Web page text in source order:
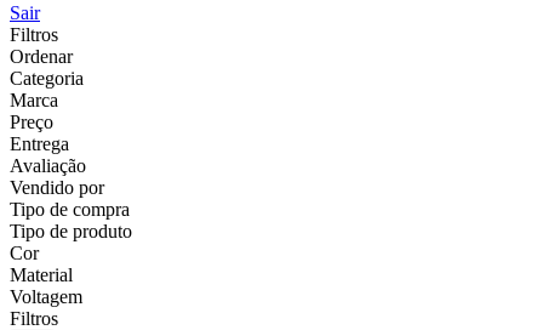
Sair
Filtros
Ordenar
Categoria
Marca
Preço
Entrega
Avaliação
Vendido por
Tipo de compra
Tipo de produto
Cor
Material
Voltagem
Filtros